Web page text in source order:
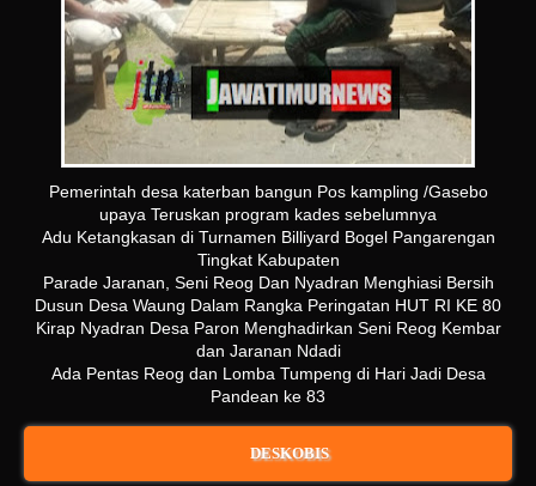
Pemerintah desa katerban bangun Pos kampling /Gasebo
upaya Teruskan program kades sebelumnya
Adu Ketangkasan di Turnamen Billiyard Bogel Pangarengan
Tingkat Kabupaten
Parade Jaranan, Seni Reog Dan Nyadran Menghiasi Bersih
Dusun Desa Waung Dalam Rangka Peringatan HUT RI KE 80
Kirap Nyadran Desa Paron Menghadirkan Seni Reog Kembar
dan Jaranan Ndadi
Ada Pentas Reog dan Lomba Tumpeng di Hari Jadi Desa
Pandean ke 83
DESKOBIS